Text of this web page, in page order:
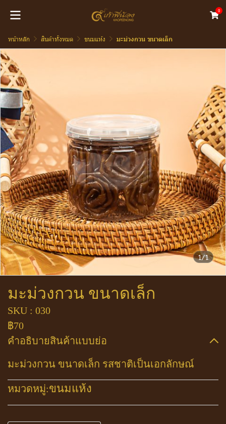
0
หน้าหลัก สินค้าทั้งหมด ขนมแห้ง มะม่วงกวน ขนาดเล็ก
1/1
มะม่วงกวน ขนาดเล็ก
SKU : 030
฿70
คำอธิบายสินค้าแบบย่อ
มะม่วงกวน ขนาดเล็ก รสชาติเป็นเอกลักษณ์
หมวดหมู่:ขนมแห้ง